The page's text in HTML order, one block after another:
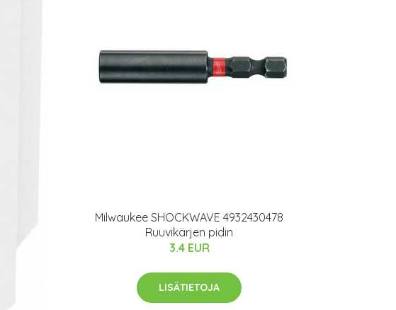
Milwaukee SHOCKWAVE 4932430478
Ruuvikärjen pidin
3.4 EUR
LISÄTIETOJA